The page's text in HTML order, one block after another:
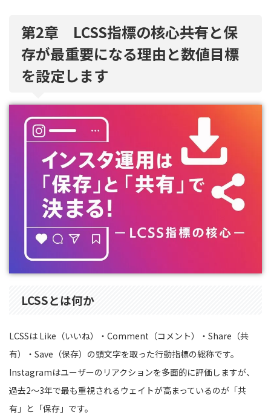
第2章 LCSS指標の核心――共有と保
存が最重要になる理由と数値目標
を設定します
LCSSとは何か
LCSSは Like（いいね）・Comment（コメント）・Share（共
有）・Save（保存）の頭文字を取った行動指標の総称です。
Instagramはユーザーのリアクションを多面的に評価しますが、
過去2〜3年で最も重視されるウェイトが高まっているのが「共
有」と「保存」です。